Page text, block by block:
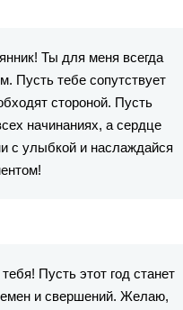
Ты для меня всегда
Пусть тебе сопутствует
стороной. Пусть
начинаниях, а сердце
с улыбкой и наслаждайся
Пусть этот год станет
и свершений. Желаю,